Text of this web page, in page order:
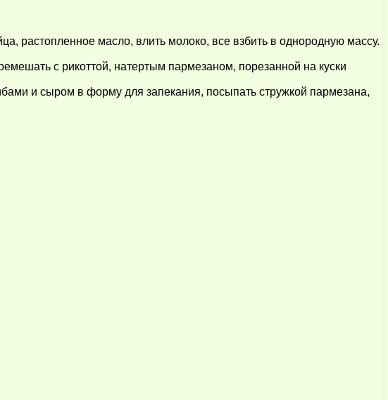
растопленное масло, влить молоко, все взбить в однородную массу.
с рикоттой, натертым пармезаном, порезанной на куски
и сыром в форму для запекания, посыпать стружкой пармезана,